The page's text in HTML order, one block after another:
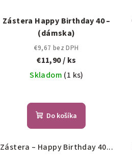
Zástera Happy Birthday 40 –
(dámska)
€9,67 bez DPH
€11,90/ ks
Skladom (1 ks)
Do košíka
Zástera – Happy Birthday 40...